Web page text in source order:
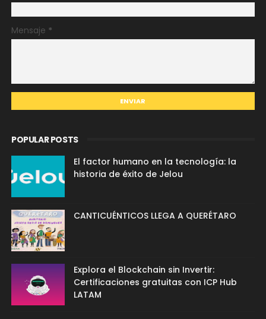
Mensaje *
POPULAR POSTS
El factor humano en la tecnología: la
historia de éxito de Jelou
CANTICUÉNTICOS LLEGA A QUERÉTARO
Explora el Blockchain sin Invertir:
Certificaciones gratuitas con ICP Hub
LATAM